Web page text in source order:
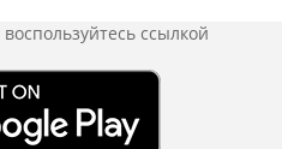
воспользуйтесь ссылкой